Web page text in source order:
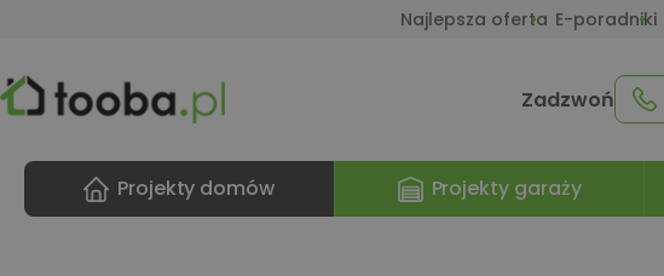
Najlepsza oferta E-poradniki
Zadzwoń
Projekty domów Projekty garaży